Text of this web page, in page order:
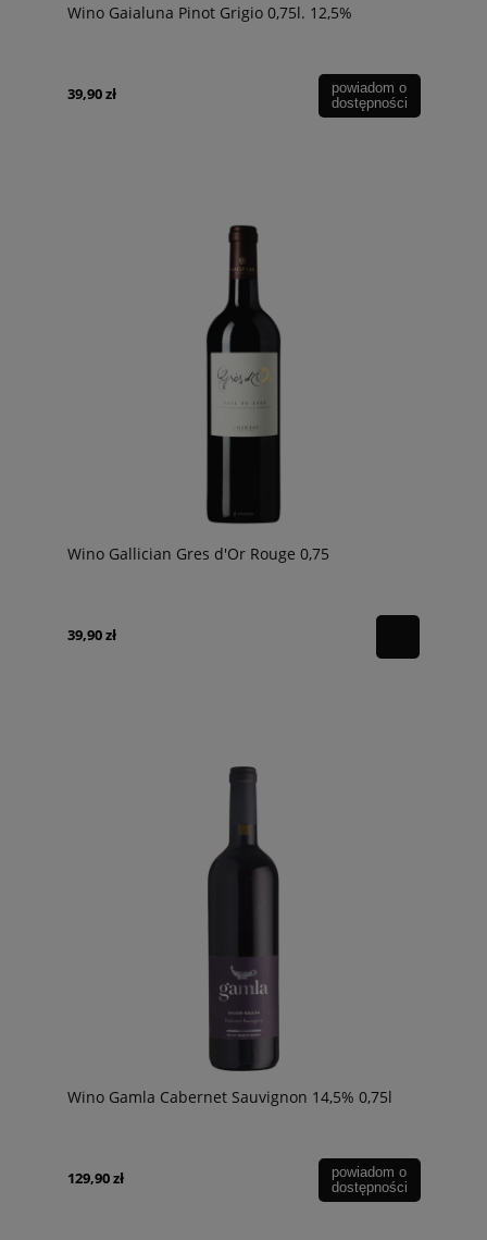
Wino Gaialuna Pinot Grigio 0,75l. 12,5%
39,90 zł
powiadom o
dostępności
Wino Gallician Gres d'Or Rouge 0,75
39,90 zł
Wino Gamla Cabernet Sauvignon 14,5% 0,75l
129,90 zł
powiadom o
dostępności